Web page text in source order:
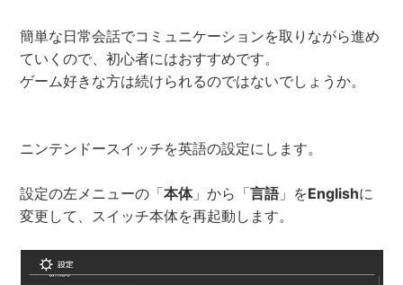
簡単な日常会話でコミュニケーションを取りながら進め
ていくので、初心者にはおすすめです。
ゲーム好きな方は続けられるのではないでしょうか。
ニンテンドースイッチを英語の設定にします。
設定の左メニューの「本体」から「言語」をEnglishに
変更して、スイッチ本体を再起動します。